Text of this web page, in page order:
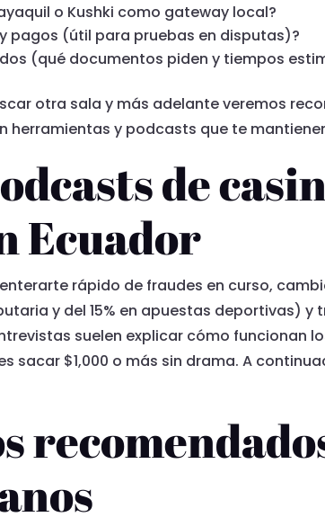
o Kushki como gateway local?
pagos (útil para pruebas en disputas)?
(qué documentos piden y tiempos
otra sala y más adelante veremos
y podcasts que te
de
Ecuador
rápido de fraudes en curso,
y del 15% en apuestas deportivas) y
suelen explicar cómo funcionan
sacar $1,000 o más sin drama. A